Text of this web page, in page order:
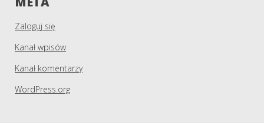
Zaloguj się
Kanał wpisów
Kanał komentarzy
WordPress.org